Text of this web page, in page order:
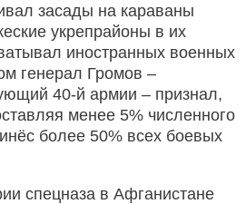
засады на караваны
укрепрайоны в их
иностранных военных
генерал Громов –
40-й армии – признал,
менее 5% численного
более 50% всех боевых
спецназа в Афганистане